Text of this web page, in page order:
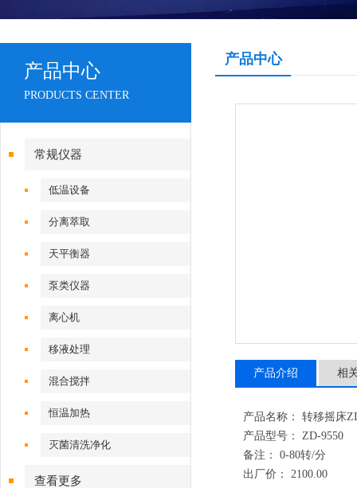
产品中心
PRODUCTS CENTER
常规仪器
低温设备
分离萃取
天平衡器
泵类仪器
离心机
移液处理
混合搅拌
恒温加热
灭菌清洗净化
查看更多
产品中心
产品介绍 相
产品名称： 转移摇床
产品型号： ZD-9550
备注： 0-80转/分
出厂价： 2100.00